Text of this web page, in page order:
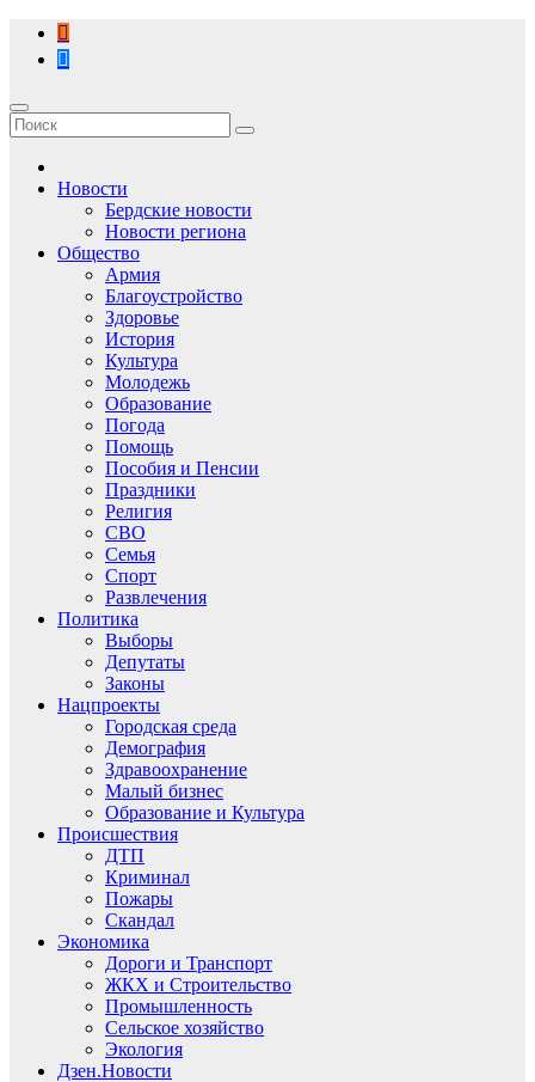
Перейти
содержимому
Новости
Бердские новости
Новости региона
Общество
Армия
Благоустройство
Здоровье
История
Культура
Молодежь
Образование
Погода
Помощь
Пособия и Пенсии
Праздники
Религия
СВО
Семья
Спорт
Развлечения
Политика
Выборы
Депутаты
Законы
Нацпроекты
Городская среда
Демография
Здравоохранение
Малый бизнес
Образование и Культура
Происшествия
ДТП
Криминал
Пожары
Скандал
Экономика
Дороги и Транспорт
ЖКХ и Строительство
Промышленность
Сельское хозяйство
Экология
Дзен.Новости